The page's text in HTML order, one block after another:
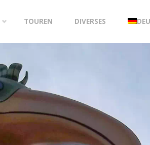
TOUREN DIVERSES